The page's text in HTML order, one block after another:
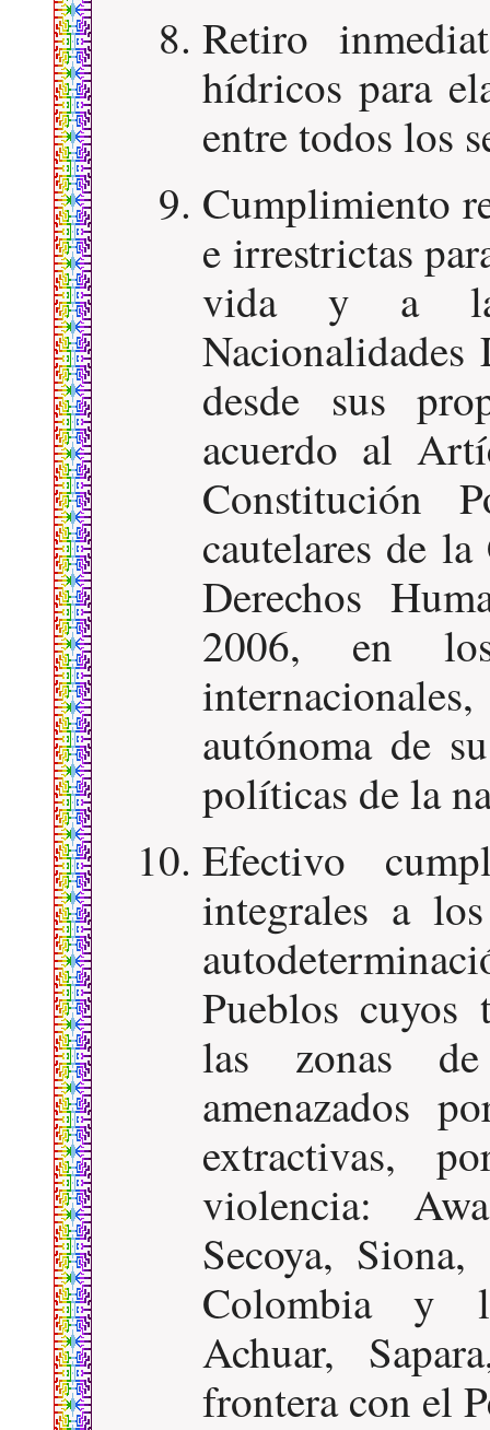
Retiro
hídricos para
entre todos los
Cumplimiento
e irrestrictas
vida y a la
Nacionalidades
desde sus
acuerdo al
Constitución
cautelares de
Derechos
2006, en
autónoma de
políticas de la
Efectivo
integrales a
Pueblos cuyos
las zonas
amenazados
extractivas,
violencia:
Secoya,
Colombia y
Achuar,
frontera con el